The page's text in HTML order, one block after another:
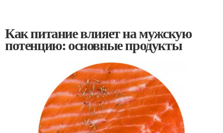
Как питание влияет на мужскую
потенцию: основные продукты